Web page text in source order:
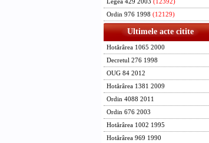
Legea 429 2003 (12392)
Ordin 976 1998 (12129)
Ultimele acte citite
Hotărârea 1065 2000
Decretul 276 1998
OUG 84 2012
Hotărârea 1381 2009
Ordin 4088 2011
Ordin 676 2003
Hotărârea 1002 1995
Hotărârea 969 1990